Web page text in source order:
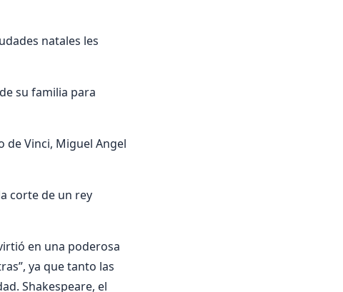
natales les
su familia para
Vinci, Miguel Angel
corte de un rey
en una poderosa
ya que tanto las
Shakespeare, el